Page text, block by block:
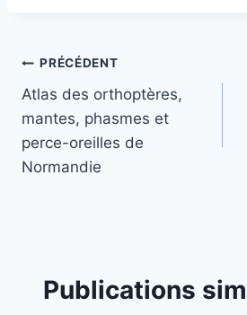
Navigation
de
l’article
PRÉCÉDENT
Atlas des orthoptères,
mantes, phasmes et
perce-oreilles de
Normandie
Publications